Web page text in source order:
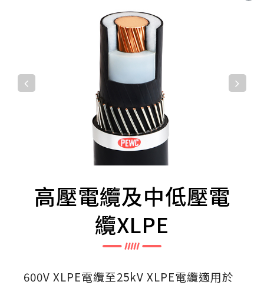
高壓電纜及中低壓電
纜XLPE
600V XLPE電纜至25kV XLPE電纜適用於